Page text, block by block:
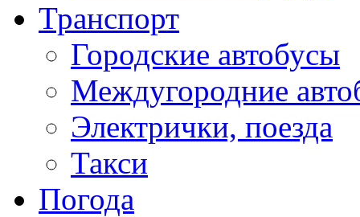
Транспорт
Городские автобусы
Междугородние
Электрички, поезда
Такси
Погода